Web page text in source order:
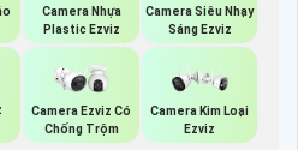
Camera Nhựa
Plastic Ezviz
Camera Siêu Nhạy
Sáng Ezviz
Camera Ezviz Có
Chống Trộm
Camera Kim Loại
Ezviz